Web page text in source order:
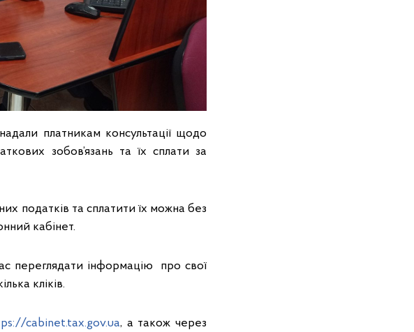
платникам консультації щодо
зобов’язань та їх сплати за
податків та сплатити їх можна без
кабінет.
переглядати інформацію про свої
кліків.
cabinet.tax.gov.ua, а також через